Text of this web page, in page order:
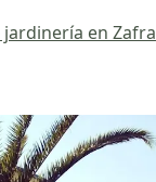
en Zafra